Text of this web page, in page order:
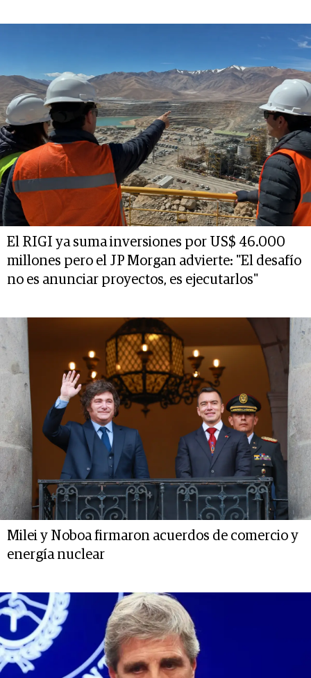
El RIGI ya suma inversiones por US$ 46.000
millones pero el JP Morgan advierte: "El desafío
no es anunciar proyectos, es ejecutarlos"
Milei y Noboa firmaron acuerdos de comercio y
energía nuclear